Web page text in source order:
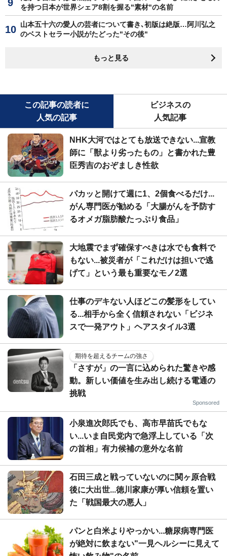
を持つ日本が世界シェア8割を握る"素材"の名前
山本五十六の愛人の芸者について書き､初版は絶版…阿川弘之
のベストセラー小説がたどった"その後"
もっと見る
この記事の読者に
人気の記事
ビジネスの
人気記事
NHK大河ではとても放送できない...宣教
師に「獣より劣ったもの」と書かれた豊
臣秀吉のおぞましき性欲
パカッと開けて週に1、2個食べるだけ...
がん専門医が勧める「大腸がんを予防す
るオメガ脂肪酸たっぷり食品」
大地震でまず確保すべきは水でも食料で
もない...被災者が「これだけは担いで逃
げて」という最も重要なモノ2選
仕事のデキない人ほどこの髪形をしてい
る...相手から全く信頼されない「ビジネ
スで一発アウト」ヘアスタイル3選
期待を超えるチームの強さ
「さすが」の一言に込められた驚きや感
動。新しい価値を生み出し続ける電通の
挑戦
Sponsored
小泉進次郎氏でも、高市早苗氏でもな
い...いま自民党内で急浮上している「次
の首相」有力候補の意外な名前
石田三成と戦っていないのに関ヶ原合戦
後に大出世...徳川家康が厚い信頼を置い
た「戦国最大の悪人」
パンと白米よりやっかい...糖尿病専門医
が絶対に飲まない"一見ヘルシーに見えて